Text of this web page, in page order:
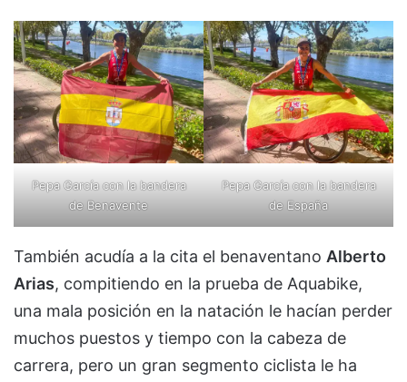
Pepa García con la bandera
de Benavente
Pepa García con la bandera
de España
También acudía a la cita el benaventano Alberto
Arias, compitiendo en la prueba de Aquabike,
una mala posición en la natación le hacían perder
muchos puestos y tiempo con la cabeza de
carrera, pero un gran segmento ciclista le ha